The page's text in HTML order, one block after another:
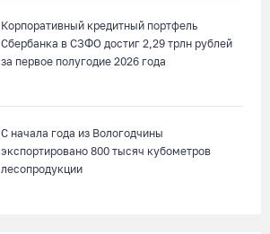
Корпоративный кредитный портфель
Сбербанка в СЗФО достиг 2,29 трлн рублей
за первое полугодие 2026 года
С начала года из Вологодчины
экспортировано 800 тысяч кубометров
лесопродукции